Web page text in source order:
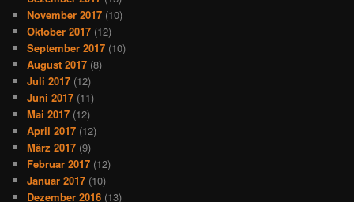
November 2017 (10)
Oktober 2017 (12)
September 2017 (10)
August 2017 (8)
Juli 2017 (12)
Juni 2017 (11)
Mai 2017 (12)
April 2017 (12)
März 2017 (9)
Februar 2017 (12)
Januar 2017 (10)
Dezember 2016 (13)